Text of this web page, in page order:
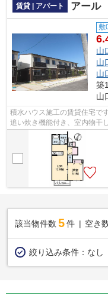
賃貸 | アパート アール
敷
山
山
山
築
山
積水ハウス施工の賃貸住宅で
追い炊き機能付き、室内物干
該当物件数 5件 空き
絞り込み条件： なし